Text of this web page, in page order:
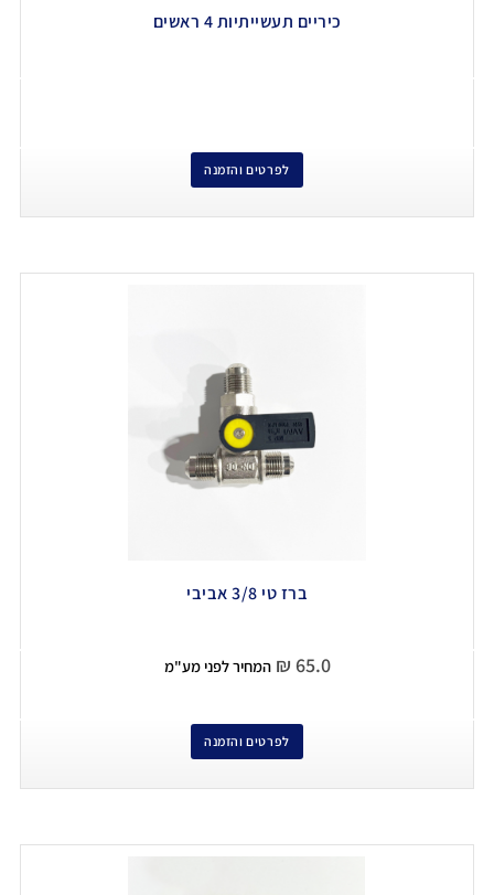
כיריים תעשייתיות 4 ראשים
לפרטים והזמנה
ברז טי 3/8 אביבי
₪ 65.0 המחיר לפני מע"מ
לפרטים והזמנה